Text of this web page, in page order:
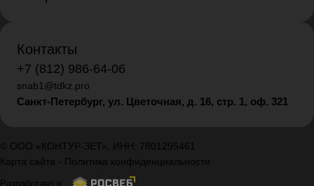
Контакты
+7 (812) 986-64-06
snab1@tdkz.pro
Санкт-Петербург, ул. Цветочная, д. 16, стр. 1, оф. 321
© ООО «КОНТУР-ЗЕТ», ИНН: 7801295461
Карта сайта - Политика конфиденциальности
Разработано в